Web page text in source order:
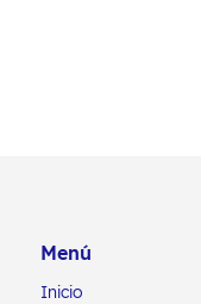
Menú
Inicio